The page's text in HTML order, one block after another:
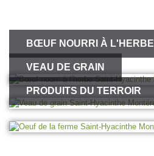
BŒUF NOURRI À L'HERBE
VEAU DE GRAIN
PRODUITS DU TERROIR